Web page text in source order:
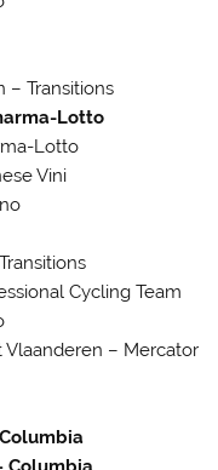
– Transitions
Lotto
Lotto
Vini
Cycling Team
Vlaanderen – Mercator